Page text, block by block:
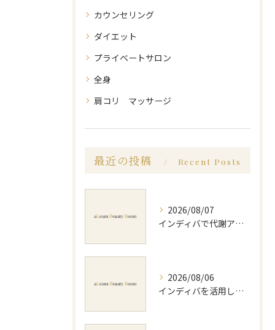
カウンセリング
ダイエット
プライベートサロン
全身
肩コリ マッサージ
最近の投稿 Recent Posts
2026/08/07
インディバで代謝アップ体験効果とビフォーアフター徹底解説
2026/08/06
インディバを活用した足痩せ方法とセルライトやむくみ改善のポイント